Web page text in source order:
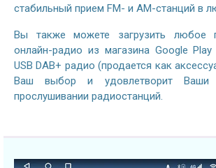
стабильный прием FM- и AM-станций в
Вы также можете загрузить любое
онлайн-радио из магазина Google
USB DAB+ радио (продается как
Ваш выбор и удовлетворит Ваши
прослушивании радиостанций.